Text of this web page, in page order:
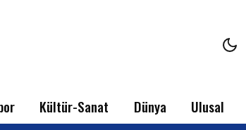
Kültür-Sanat Dünya Ulusal